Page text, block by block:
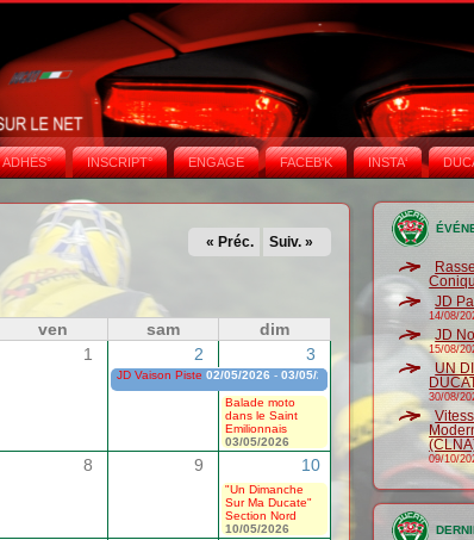
ADHÉS° INSCRIPT° ENGAGE FACEB'K INSTA‘
« Préc. Suiv. »
ven sam
dim
1 2 3
JD Vaison Piste 02/05/2026 -03/05/2026
Balade moto
dans le Saint
Emilionnais
03/05/2026
8 9 10
"Un Dimanche
Sur Ma Ducate"
Section Nord
10/05/2026
JD
14/08/
JD
15/08/
UN
30/08/
09/10/